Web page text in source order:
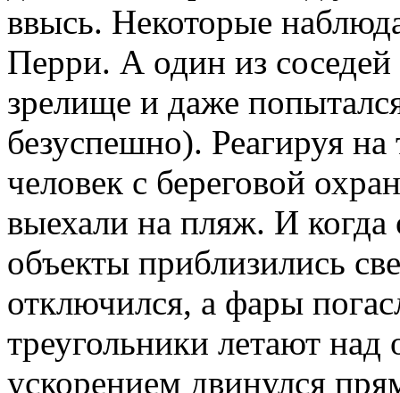
ввысь. Некоторые
Перри. А один из соседей
зрелище и даже
безуспешно). Реагируя
человек с береговой
выехали на пляж. И когда
объекты приблизились
отключился, а фары
треугольники летают
ускорением двинулся